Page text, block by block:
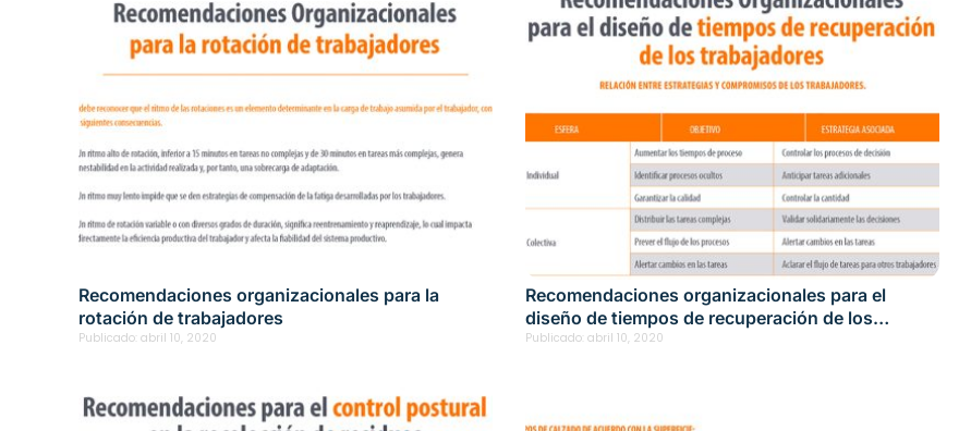
Recomendaciones organizacionales para la
rotación de trabajadores
Publicado: abril 10, 2020
Recomendaciones organizacionales para el
diseño de tiempos de recuperación de los
trabajadores
Publicado: abril 10, 2020